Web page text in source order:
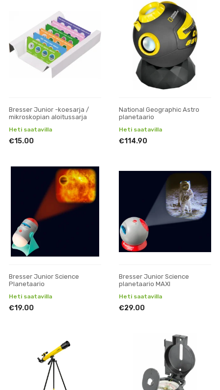
Bresser Junior -koesarja /
mikroskopian aloitussarja
Heti saatavilla
€15.00
National Geographic Astro
planetaario
Heti saatavilla
€114.90
Bresser Junior Science
Planetaario
Heti saatavilla
€19.00
Bresser Junior Science
planetaario MAXI
Heti saatavilla
€29.00